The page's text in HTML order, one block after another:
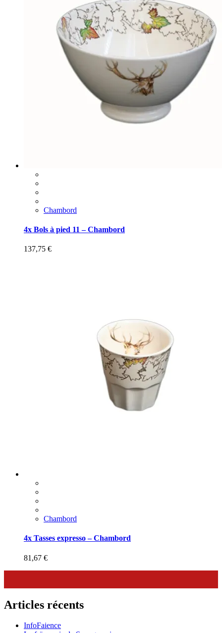
Chambord
4x Bols à pied 11 – Chambord
137,75 €
Chambord
4x Tasses expresso – Chambord
81,67 €
Articles récents
InfoFaience